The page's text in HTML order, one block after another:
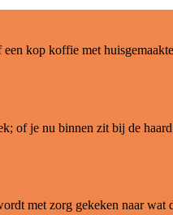
kop koffie met
of je nu binnen zit bij de
met zorg gekeken naar